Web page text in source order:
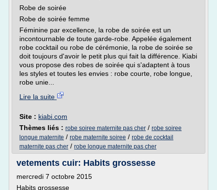
Robe de soirée
Robe de soirée femme
Féminine par excellence, la robe de soirée est un
incontournable de toute garde-robe. Appelée également
robe cocktail ou robe de cérémonie, la robe de soirée se
doit toujours d'avoir le petit plus qui fait la différence. Kiabi
vous propose des robes de soirée qui s'adaptent à tous
les styles et toutes les envies : robe courte, robe longue,
robe unie...
Lire la suite
Site : kiabi.com
Thèmes liés : robe soiree maternite pas cher / robe soiree
longue maternite / robe maternite soiree / robe de cocktail
maternite pas cher / robe longue maternite pas cher
vetements cuir: Habits grossesse
mercredi 7 octobre 2015
Habits grossesse